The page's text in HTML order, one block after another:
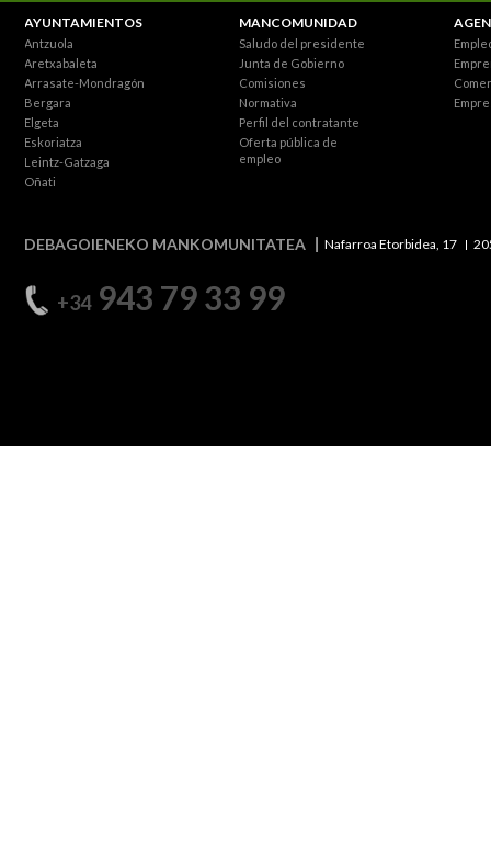
AYUNTAMIENTOS
Antzuola
Aretxabaleta
Arrasate-Mondragón
Bergara
Elgeta
Eskoriatza
Leintz-Gatzaga
Oñati
MANCOMUNIDAD
Saludo del presidente
Junta de Gobierno
Comisiones
Normativa
Perfil del contratante
Oferta pública de
empleo
DEBAGOIENEKO MANKOMUNITATEA Nafarroa Etorbidea, 17
+34943 79 33 99